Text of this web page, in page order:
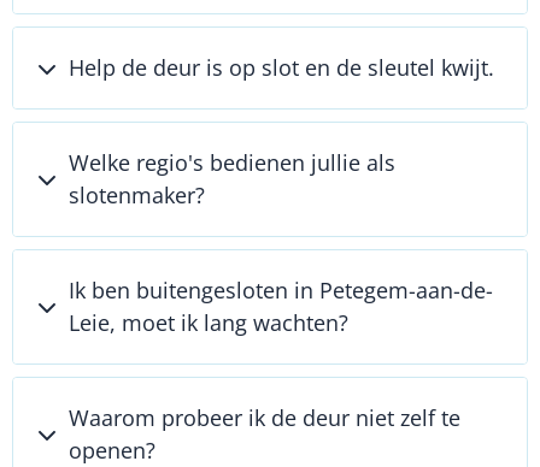
Help de deur is op slot en de sleutel kwijt.
Welke regio's bedienen jullie als
slotenmaker?
Ik ben buitengesloten in Petegem-aan-de-
Leie, moet ik lang wachten?
Waarom probeer ik de deur niet zelf te
openen?